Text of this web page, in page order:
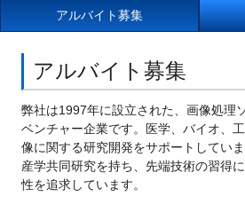
アルバイト募集
アルバイト募集
弊社は1997年に設立された、画像処理
ベンチャー企業です。医学、バイオ、
像に関する研究開発をサポートしてい
産学共同研究を持ち、先端技術の習得
性を追求しています。